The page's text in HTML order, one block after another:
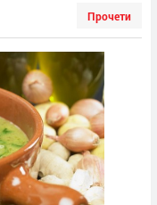
Прочети